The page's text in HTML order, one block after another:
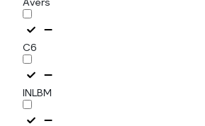
C6
INLBM